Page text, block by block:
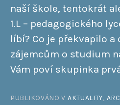
naší škole, tentokrát
1.L – pedagogického
líbí? Co je překvapilo a
zájemcům o studium
Vám poví skupinka
PUBLIKOVÁNO V AKTUALITY,